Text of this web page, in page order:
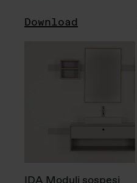
Download
IDA Moduli sospesi